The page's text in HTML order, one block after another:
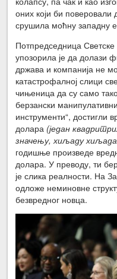
оних који би поверовали
срушила моћну западну
Потпредседница
упозорила је да долази
држава и компанија не
катастрофалној слици
чињеница да су само
берзански
инструменти“, достигли
долара (један
значењу, хиљаду
годишње произведе
долара. У преводу, ти
је слика реалности. На
одложе неминовне
безвредног новца.